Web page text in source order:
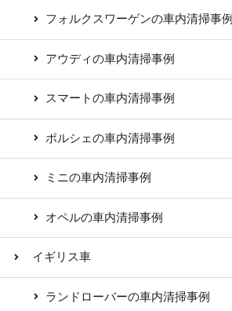
フォルクスワーゲンの車内清掃事例
アウディの車内清掃事例
スマートの車内清掃事例
ポルシェの車内清掃事例
ミニの車内清掃事例
オペルの車内清掃事例
イギリス車
ランドローバーの車内清掃事例